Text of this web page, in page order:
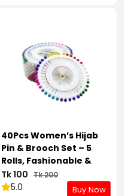
40Pcs Women’s Hijab
Pin & Brooch Set – 5
Rolls, Fashionable &
Durable
Tk 100 Tk 200
5.0 Buy Now